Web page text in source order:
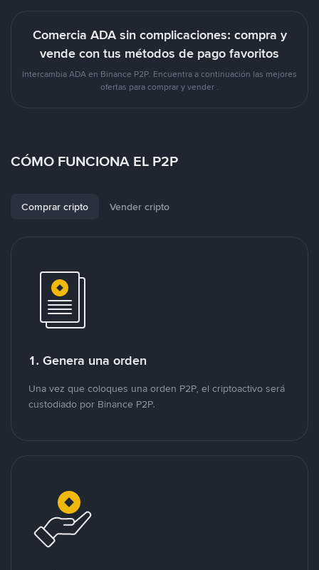
Comercia ADA sin complicaciones: compra y
vende con tus métodos de pago favoritos
Intercambia ADA en Binance P2P. Encuentra a continuación las mejores
ofertas para comprar y vender .
CÓMO FUNCIONA EL P2P
Comprar cripto Vender cripto
1. Genera una orden
Una vez que coloques una orden P2P, el criptoactivo será
custodiado por Binance P2P.